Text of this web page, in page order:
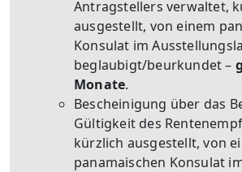
Antragstellers verwaltet,
ausgestellt, von einem
Konsulat im
beglaubigt/beurkundet –
Monate.
Bescheinigung über das
Gültigkeit des
kürzlich ausgestellt, von
panamaischen Konsulat